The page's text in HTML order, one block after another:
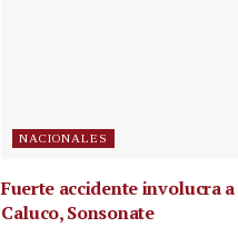
NACIONALES
Fuerte accidente involucra
Caluco, Sonsonate